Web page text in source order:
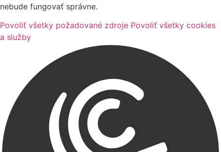
nebude fungovať správne.
Povoliť všetky požadované zdroje Povoliť všetky cookies
a služby